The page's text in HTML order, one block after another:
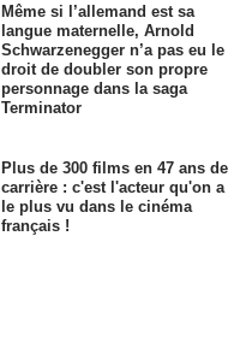
Même si l’allemand est sa
langue maternelle, Arnold
Schwarzenegger n’a pas eu le
droit de doubler son propre
personnage dans la saga
Terminator
Plus de 300 films en 47 ans de
carrière : c'est l'acteur qu'on a
le plus vu dans le cinéma
français !